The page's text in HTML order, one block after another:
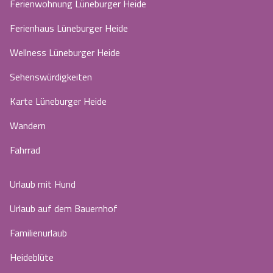
Ferienwohnung Lüneburger Heide
Ferienhaus Lüneburger Heide
Wellness Lüneburger Heide
Sehenswürdigkeiten
Karte Lüneburger Heide
Wandern
Fahrrad
Urlaub mit Hund
Urlaub auf dem Bauernhof
Familienurlaub
Heideblüte